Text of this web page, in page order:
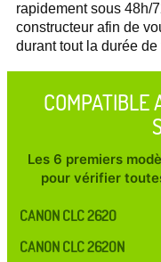
rapidement sous 48h/
constructeur afin de
durant tout la durée
COMPATIBLE
Les 6 premiers
pour vérifier
CANON CLC 2620
CANON CLC 2620N